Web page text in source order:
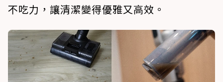
不吃力，讓清潔變得優雅又高效。